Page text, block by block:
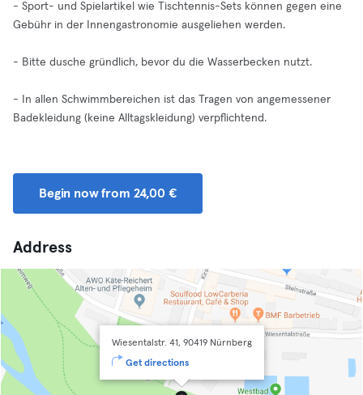
- Sport- und Spielartikel wie Tischtennis-Sets können gegen eine
Gebühr in der Innengastronomie ausgeliehen werden.
- Bitte dusche gründlich, bevor du die Wasserbecken nutzt.
- In allen Schwimmbereichen ist das Tragen von angemessener
Badekleidung (keine Alltagskleidung) verpflichtend.
Begin now from 24,00 €
Address
Wiesentalstr. 41, 90419 Nürnberg
Get directions